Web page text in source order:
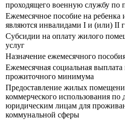
проходящего военную службу по
Ежемесячное пособие на ребенка
являются инвалидами I и (или) II
Субсидии на оплату жилого
услуг
Назначение ежемесячного
Ежемесячная социальная
прожиточного минимума
Предоставление жилых
коммерческого использования по
юридическим лицам для
коммунальной сферы